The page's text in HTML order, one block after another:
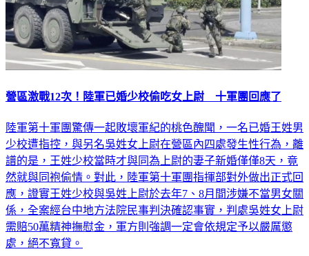
營區激戰12次！陸軍已婚少校偷吃女上尉 十軍團回應了
陸軍第十軍團驚傳一起敗壞軍紀的桃色醜聞，一名已婚王姓男
少校遭指控，與另名吳姓女上尉在營區內四處發生性行為，離
譜的是，王姓少校當時才與同為上尉的妻子新婚僅僅8天，竟
然就與同袍偷情。對此，陸軍第十軍團指揮部對外做出正式回
應，證實王姓少校與吳姓上尉於去年7、8月間涉嫌不當男女關
係，全案經台中地方法院民事判決確認事實，判處吳姓女上尉
需賠50萬精神撫慰金，軍方則強調一定會依規定予以嚴厲懲
處，絕不寬貸。